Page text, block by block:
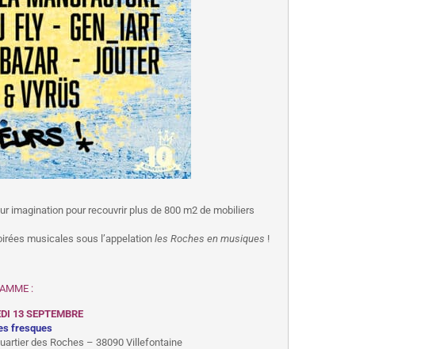
imagination pour recouvrir plus de 800 m2 de mobiliers
musicales sous l’appelation les Roches en musiques !
:
13 SEPTEMBRE
fresques
des Roches – 38090 Villefontaine